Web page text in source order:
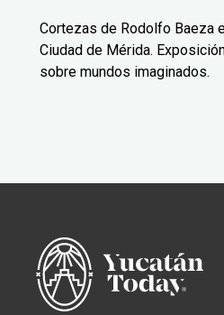
Cortezas de Rodolfo Baeza
Ciudad de Mérida.
sobre mundos imaginados.